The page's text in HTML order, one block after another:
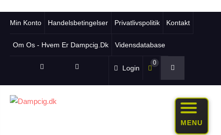
Min Konto Handelsbetingelser Privatlivspolitik Kontakt
Om Os - Hvem Er Dampcig.dk Vidensdatabase
Login
0
MENU